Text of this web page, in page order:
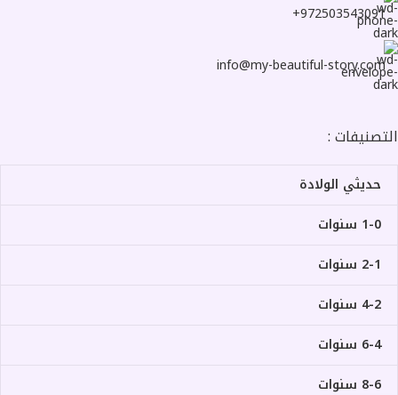
972503543091+
info@my-beautiful-story.com
التصنيفات :
حديثي الولادة
1-0 سنوات
2-1 سنوات
4-2 سنوات
6-4 سنوات
8-6 سنوات